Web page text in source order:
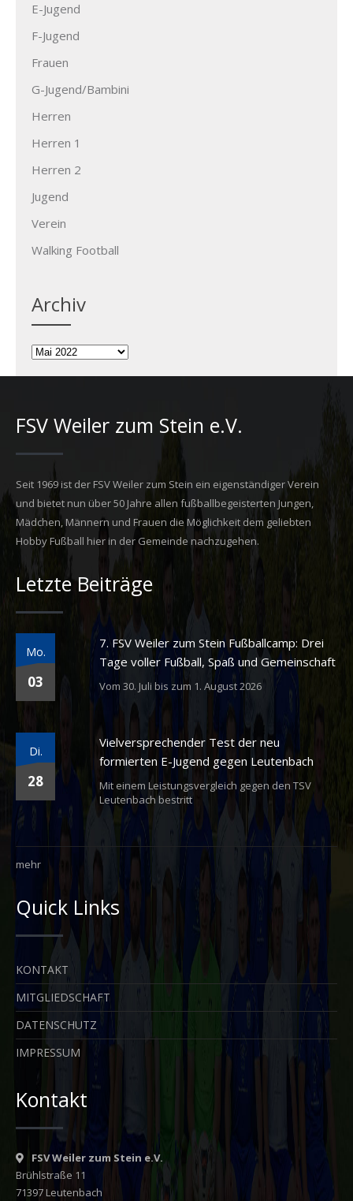
E-Jugend
F-Jugend
Frauen
G-Jugend/Bambini
Herren
Herren 1
Herren 2
Jugend
Verein
Walking Football
Archiv
Archiv
FSV Weiler zum Stein e.V.
Seit 1969 ist der FSV Weiler zum Stein ein eigenständiger Verein
und bietet nun über 50 Jahre allen fußballbegeisterten Jungen,
Mädchen, Männern und Frauen die Möglichkeit dem geliebten
Hobby Fußball hier in der Gemeinde nachzugehen.
Letzte Beiträge
Mo.
03
7. FSV Weiler zum Stein Fußballcamp: Drei
Tage voller Fußball, Spaß und Gemeinschaft
Vom 30. Juli bis zum 1. August 2026
Di.
28
Vielversprechender Test der neu
formierten E-Jugend gegen Leutenbach
Mit einem Leistungsvergleich gegen den TSV
Leutenbach bestritt
mehr
Quick Links
KONTAKT
MITGLIEDSCHAFT
DATENSCHUTZ
IMPRESSUM
Kontakt
FSV Weiler zum Stein e.V.
Brühlstraße 11
71397 Leutenbach